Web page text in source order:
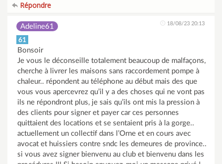
Répondre
Adeline61 18/08/23 20:13
61
Bonsoir
Je vous le déconseille totalement beaucoup de malfaçons,
cherche à livrer les maisons sans raccordement pompe à
chaleur.. répondent au téléphone au début mais des que
vous vous apercevrez qu’il y a des choses qui ne vont pas
ils ne répondront plus, je sais qu’ils ont mis la pression à
des clients pour signer et payer car ces personnes
quittaient des locations et se sentaient pris à la gorge..
actuellement un collectif dans l’Orne et en cours avec
avocat et huissiers contre sndc les demeures de province..
si vous avez signer bienvenu au club et bienvenu dans les